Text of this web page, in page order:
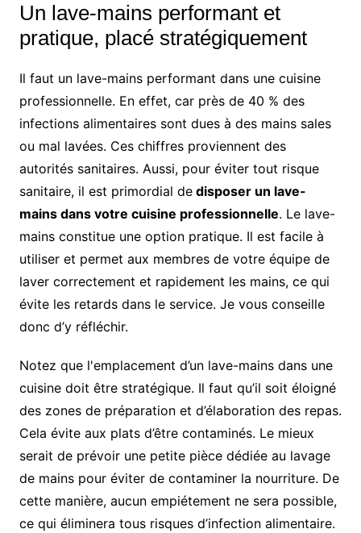
Un lave-mains performant et
pratique, placé stratégiquement
Il faut un lave-mains performant dans une cuisine
professionnelle. En effet, car près de 40 % des
infections alimentaires sont dues à des mains sales
ou mal lavées. Ces chiffres proviennent des
autorités sanitaires. Aussi, pour éviter tout risque
sanitaire, il est primordial dedisposer un lave-
mains dans votre cuisine professionnelle. Le lave-
mains constitue une option pratique. Il est facile à
utiliser et permet aux membres de votre équipe de
laver correctement et rapidement les mains, ce qui
évite les retards dans le service. Je vous conseille
donc d’y réfléchir.
Notez que l'emplacement d’un lave-mains dans une
cuisine doit être stratégique. Il faut qu’il soit éloigné
des zones de préparation et d’élaboration des repas.
Cela évite aux plats d’être contaminés. Le mieux
serait de prévoir une petite pièce dédiée au lavage
de mains pour éviter de contaminer la nourriture. De
cette manière, aucun empiétement ne sera possible,
ce qui éliminera tous risques d’infection alimentaire.